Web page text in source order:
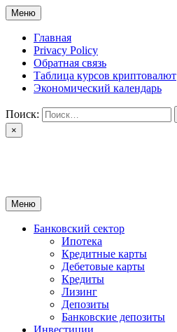
Перейти
к
содержимому
Меню
Главная
Privacy Policy
Обратная связь
Таблица курсов криптовалют
Экономический календарь
Поиск:
×
Меню
Банковский сектор
Ипотека
Кредитные карты
Дебетовые карты
Кредиты
Лизинг
Депозиты
Банковские депозиты
Инвестиции